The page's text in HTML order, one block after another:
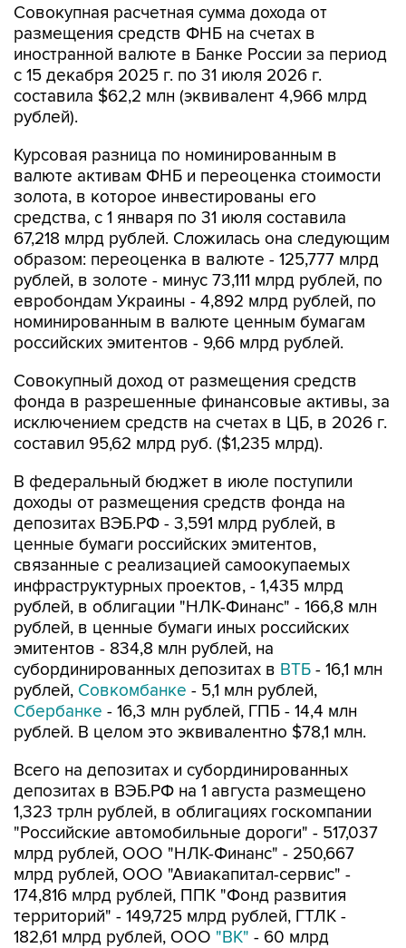
Совокупная расчетная сумма дохода от
размещения средств ФНБ на счетах в
иностранной валюте в Банке России за период
с 15 декабря 2025 г. по 31 июля 2026 г.
составила $62,2 млн (эквивалент 4,966 млрд
рублей).
Курсовая разница по номинированным в
валюте активам ФНБ и переоценка стоимости
золота, в которое инвестированы его
средства, с 1 января по 31 июля составила
67,218 млрд рублей. Сложилась она следующим
образом: переоценка в валюте - 125,777 млрд
рублей, в золоте - минус 73,111 млрд рублей, по
евробондам Украины - 4,892 млрд рублей, по
номинированным в валюте ценным бумагам
российских эмитентов - 9,66 млрд рублей.
Совокупный доход от размещения средств
фонда в разрешенные финансовые активы, за
исключением средств на счетах в ЦБ, в 2026 г.
составил 95,62 млрд руб. ($1,235 млрд).
В федеральный бюджет в июле поступили
доходы от размещения средств фонда на
депозитах ВЭБ.РФ - 3,591 млрд рублей, в
ценные бумаги российских эмитентов,
связанные с реализацией самоокупаемых
инфраструктурных проектов, - 1,435 млрд
рублей, в облигации "НЛК-Финанс" - 166,8 млн
рублей, в ценные бумаги иных российских
эмитентов - 834,8 млн рублей, на
субординированных депозитах в ВТБ - 16,1 млн
рублей, Совкомбанке - 5,1 млн рублей,
Сбербанке - 16,3 млн рублей, ГПБ - 14,4 млн
рублей. В целом это эквивалентно $78,1 млн.
Всего на депозитах и субординированных
депозитах в ВЭБ.РФ на 1 августа размещено
1,323 трлн рублей, в облигациях госкомпании
"Российские автомобильные дороги" - 517,037
млрд рублей, ООО "НЛК-Финанс" - 250,667
млрд рублей, ООО "Авиакапитал-сервис" -
174,816 млрд рублей, ППК "Фонд развития
территорий" - 149,725 млрд рублей, ГТЛК -
182,61 млрд рублей, ООО "ВК" - 60 млрд